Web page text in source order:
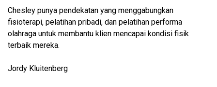
Chesley punya pendekatan yang menggabungkan
fisioterapi, pelatihan pribadi, dan pelatihan performa
olahraga untuk membantu klien mencapai kondisi fisik
terbaik mereka.
Jordy Kluitenberg